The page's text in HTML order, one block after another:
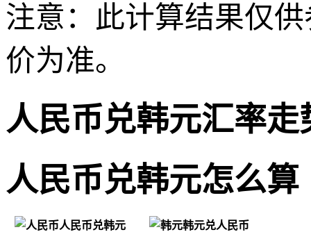
注意：此计算结果仅
价为准。
人民币兑韩元汇率走
人民币兑韩元怎么算
人民币兑韩元
韩元兑人民币